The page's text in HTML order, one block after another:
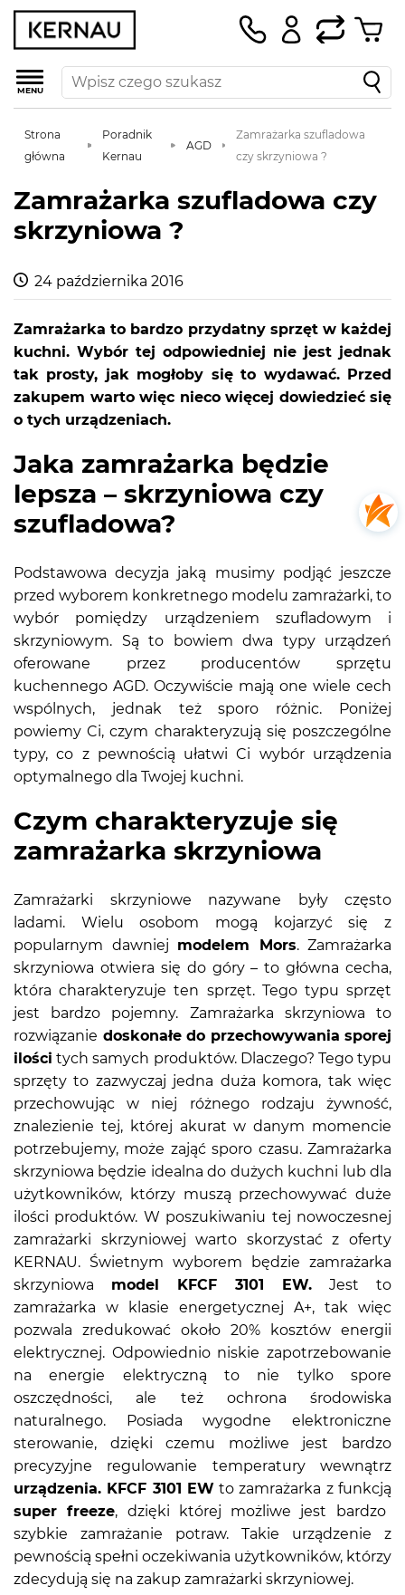
MENU
Strona
główna
Poradnik
Kernau
AGD
Zamrażarka szufladowa
czy skrzyniowa ?
Zamrażarka szufladowa czy
skrzyniowa ?
24 października 2016
Zamrażarka to bardzo przydatny sprzęt w każdej
kuchni. Wybór tej odpowiedniej nie jest jednak
tak prosty, jak mogłoby się to wydawać. Przed
zakupem warto więc nieco więcej dowiedzieć się
o tych urządzeniach.
Jaka zamrażarka będzie
lepsza – skrzyniowa czy
szufladowa?
Podstawowa decyzja jaką musimy podjąć jeszcze
przed wyborem konkretnego modelu zamrażarki, to
wybór pomiędzy urządzeniem szufladowym i
skrzyniowym. Są to bowiem dwa typy urządzeń
oferowane przez producentów sprzętu
kuchennego AGD. Oczywiście mają one wiele cech
wspólnych, jednak też sporo różnic. Poniżej
powiemy Ci, czym charakteryzują się poszczególne
typy, co z pewnością ułatwi Ci wybór urządzenia
optymalnego dla Twojej kuchni.
Czym charakteryzuje się
zamrażarka skrzyniowa
Zamrażarki skrzyniowe nazywane były często
ladami. Wielu osobom mogą kojarzyć się z
popularnym dawniej modelem Mors. Zamrażarka
skrzyniowa otwiera się do góry – to główna cecha,
która charakteryzuje ten sprzęt. Tego typu sprzęt
jest bardzo pojemny. Zamrażarka skrzyniowa to
rozwiązanie doskonałe do przechowywania sporej
ilości tych samych produktów. Dlaczego? Tego typu
sprzęty to zazwyczaj jedna duża komora, tak więc
przechowując w niej różnego rodzaju żywność,
znalezienie tej, której akurat w danym momencie
potrzebujemy, może zająć sporo czasu. Zamrażarka
skrzyniowa będzie idealna do dużych kuchni lub dla
użytkowników, którzy muszą przechowywać duże
ilości produktów. W poszukiwaniu tej nowoczesnej
zamrażarki skrzyniowej warto skorzystać z oferty
KERNAU. Świetnym wyborem będzie zamrażarka
skrzyniowa model KFCF 3101 EW. Jest to
zamrażarka w klasie energetycznej A+, tak więc
pozwala zredukować około 20% kosztów energii
elektrycznej. Odpowiednio niskie zapotrzebowanie
na energie elektryczną to nie tylko spore
oszczędności, ale też ochrona środowiska
naturalnego. Posiada wygodne elektroniczne
sterowanie, dzięki czemu możliwe jest bardzo
precyzyjne regulowanie temperatury wewnątrz
urządzenia. KFCF 3101 EWto zamrażarka z funkcją
super freeze, dzięki której możliwe jest bardzo
szybkie zamrażanie potraw. Takie urządzenie z
pewnością spełni oczekiwania użytkowników, którzy
zdecydują się na zakup zamrażarki skrzyniowej.